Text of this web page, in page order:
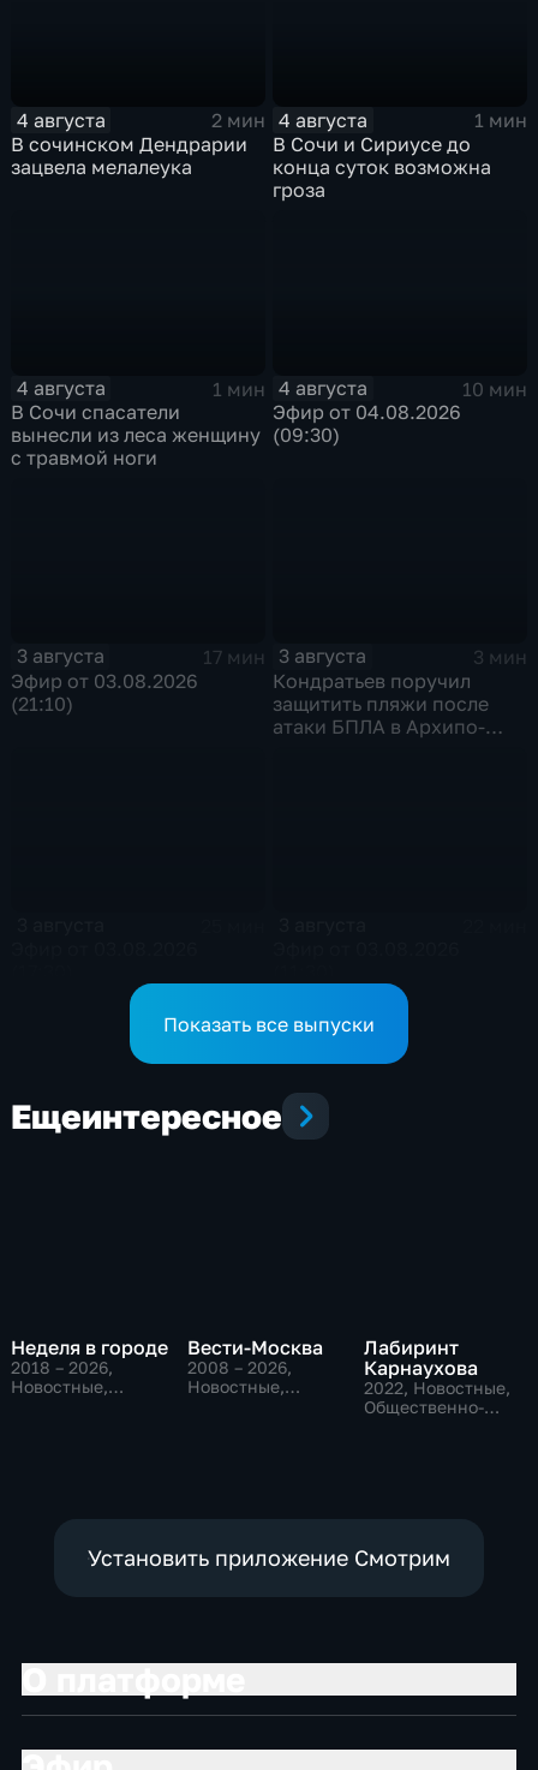
4 августа
2 мин
В сочинском Дендрарии
зацвела мелалеука
4 августа
1 мин
В Сочи и Сириусе до
конца суток возможна
гроза
4 августа
1 мин
В Сочи спасатели
вынесли из леса женщину
с травмой ноги
4 августа
10 мин
Эфир от 04.08.2026
(09:30)
3 августа
17 мин
Эфир от 03.08.2026
(21:10)
3 августа
3 мин
Кондратьев поручил
защитить пляжи после
атаки БПЛА в Архипо-
Показать все выпуски
Ещеинтересное
Неделя в городе
2018 – 2026,
Новостные,
Вести-Москва
2008 – 2026,
Новостные,
Лабиринт
Карнаухова
2022, Новостные,
Общественно-
Установить приложение Смотрим